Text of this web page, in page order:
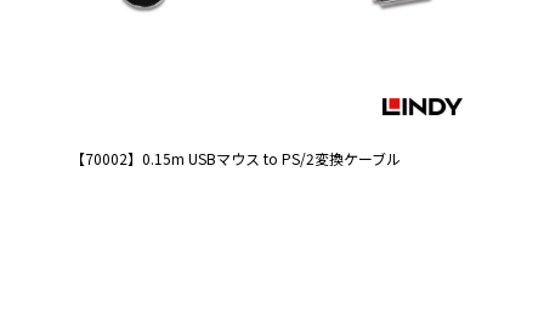
【70002】0.15m USBマウス to PS/2変換ケーブル